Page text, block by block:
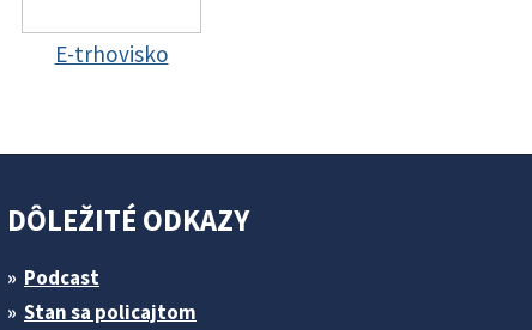
E-trhovisko
DÔLEŽITÉ ODKAZY
Podcast
Stan sa policajtom